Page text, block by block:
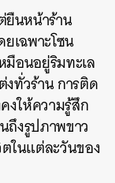
ยืนหน้าร้าน
เฉพาะโซน
มือนอยู่ริมทะเล
งทั่วร้าน การติด
ให้ความรู้สึก
ถึงรูปภาพขาว
ในแต่ละวันของ